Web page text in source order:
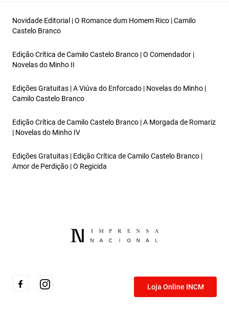
Novidade Editorial | O Romance dum Homem Rico | Camilo
Castelo Branco
Edição Crítica de Camilo Castelo Branco | O Comendador |
Novelas do Minho II
Edições Gratuitas | A Viúva do Enforcado | Novelas do Minho |
Camilo Castelo Branco
Edição Crítica de Camilo Castelo Branco | A Morgada de Romariz
| Novelas do Minho IV
Edições Gratuitas | Edição Crítica de Camilo Castelo Branco |
Amor de Perdição | O Regicida
Loja Online INCM